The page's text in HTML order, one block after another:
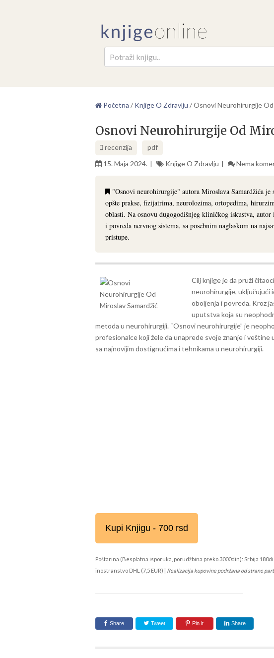
Početna / Knjige O Zdravlju /Osnovi Neurohirurgije Od
Osnovi Neurohirurgije Od
recenzija
pdf
15. Maja 2024.
Knjige O Zdravlju Nema
"Osnovi neurohirurgije" autora Miroslava Samardžića je
opšte prakse, fizijatrima, neurolozima, ortopedima,
oblasti. Na osnovu dugogodišnjeg kliničkog iskustva, autor
i povreda nervnog sistema, sa posebnim naglaskom na
pristupe.
Cilj knjige je da pruži
neurohirurgije, uključujući
oboljenja i povreda. Kroz
uputstva koja su
metoda u neurohirurgiji. “Osnovi neurohirurgije” je
profesionalce koji žele da unaprede svoje znanje i veštine
sa najnovijim dostignućima i tehnikama u neurohirurgiji.
Kupi Knjigu - 700 rsd
Poštarina (Besplatna isporuka, porudžbina preko 3000din): Srbija
inostranstvo DHL (7,5 EUR) | Realizacija kupovine podržana od strane
Share Tweet Pin it Share